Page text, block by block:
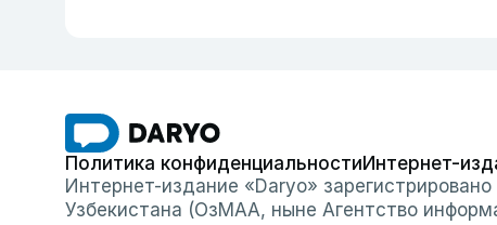
Политика конфиденциальностиИнтернет-
Интернет-издание «Daryo»
Узбекистана (ОзМАА, ныне Агентство